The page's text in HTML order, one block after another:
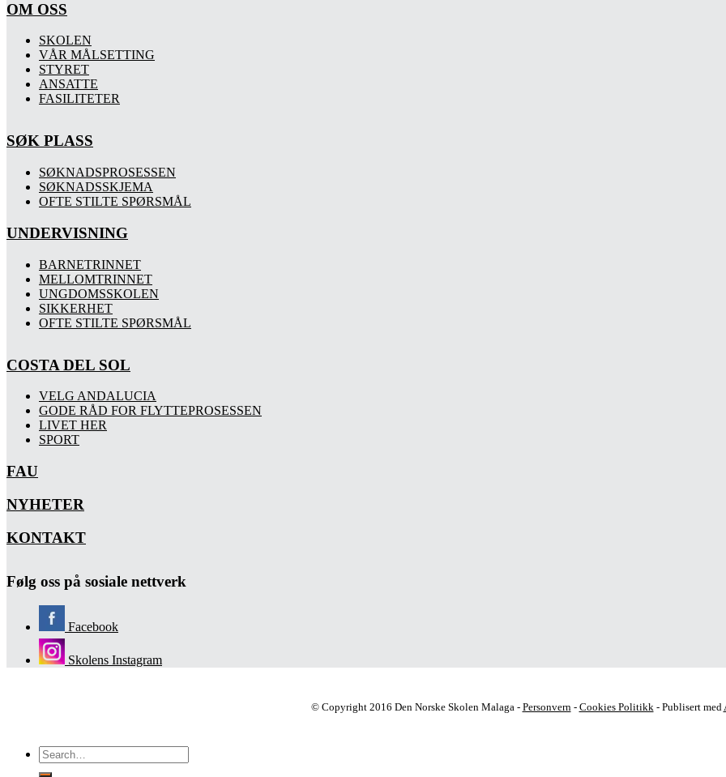
OM OSS
SKOLEN
VÅR MÅLSETTING
STYRET
ANSATTE
FASILITETER
SØK PLASS
SØKNADSPROSESSEN
SØKNADSSKJEMA
OFTE STILTE SPØRSMÅL
UNDERVISNING
BARNETRINNET
MELLOMTRINNET
UNGDOMSSKOLEN
SIKKERHET
OFTE STILTE SPØRSMÅL
COSTA DEL SOL
VELG ANDALUCIA
GODE RÅD FOR FLYTTEPROSESSEN
LIVET HER
SPORT
FAU
NYHETER
KONTAKT
Følg oss på sosiale nettverk
Facebook
Skolens Instagram
© Copyright 2016 Den Norske Skolen Malaga - Personvern- Cookies Politikk- Publisert med